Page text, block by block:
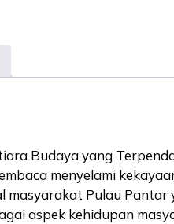
Budaya yang
menyelami
masyarakat Pulau
aspek kehidupan